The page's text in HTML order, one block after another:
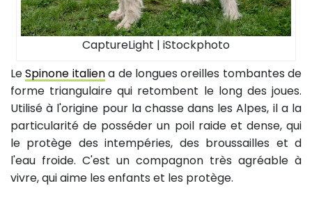
CaptureLight | iStockphoto
LeSpinone italiena de longues oreilles tombantes de
forme triangulaire qui retombent le long des joues.
Utilisé à l'origine pour la chasse dans les Alpes, il a la
particularité de posséder un poil raide et dense, qui
le protège des intempéries, des broussailles et d
l'eau froide. C'est un compagnon très agréable à
vivre, qui aime les enfants et les protège.